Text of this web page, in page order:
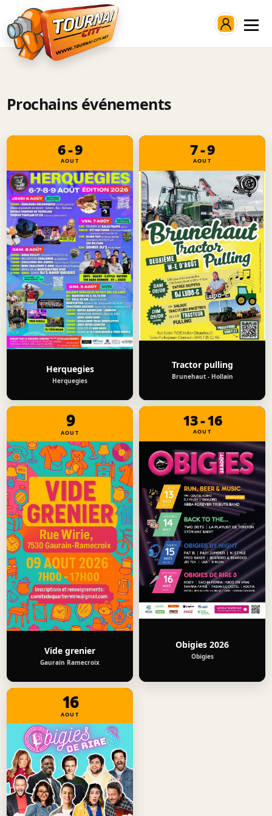
Connexion
Prochains événements
6 - 9
AOUT
Herquegies
Herquegies
7 - 9
AOUT
Tractor pulling
Brunehaut - Hollain
9
AOUT
Vide grenier
Gaurain Ramecroix
13 - 16
AOUT
Obigies 2026
Obigies
16
AOUT